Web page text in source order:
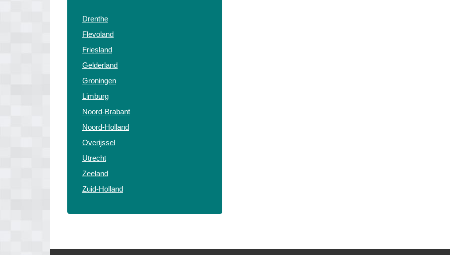
Drenthe
Flevoland
Friesland
Gelderland
Groningen
Limburg
Noord-Brabant
Noord-Holland
Overijssel
Utrecht
Zeeland
Zuid-Holland